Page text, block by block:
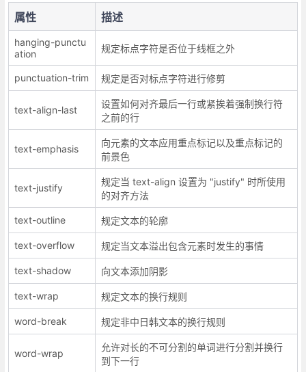
属性 描述
hanging-punctu
ation
规定标点字符是否位于线框之外
punctuation-trim 规定是否对标点字符进行修剪
text-align-last
设置如何对齐最后一行或紧挨着强制换行符
之前的行
text-emphasis
向元素的文本应用重点标记以及重点标记的
前景色
text-justify
规定当 text-align 设置为 "justify" 时所使用
的对齐方法
text-outline 规定文本的轮廓
text-overflow 规定当文本溢出包含元素时发生的事情
text-shadow 向文本添加阴影
text-wrap 规定文本的换行规则
word-break 规定非中日韩文本的换行规则
word-wrap
允许对长的不可分割的单词进行分割并换行
到下一行